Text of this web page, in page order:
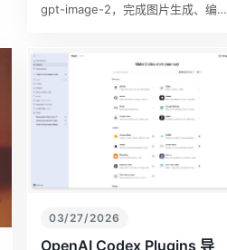
gpt-image-2，完成图片生成、编辑
03/27/2026
OpenAI Codex Plugins 导